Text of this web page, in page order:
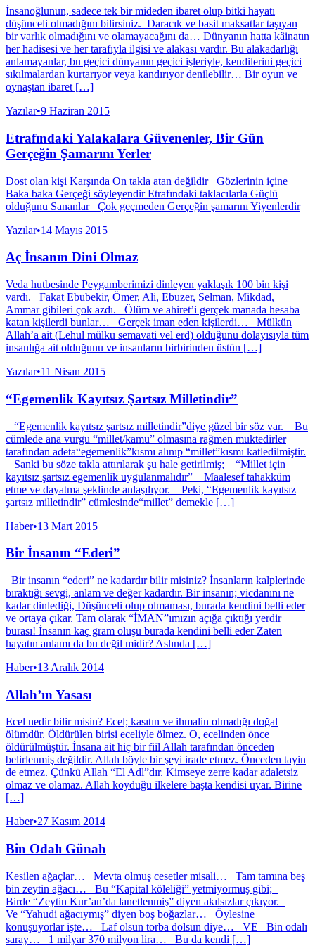
İnsanoğlunun, sadece tek bir mideden ibaret olup bitki hayatı
düşünceli olmadığını bilirsiniz. Daracık ve basit maksatlar taşıyan
bir varlık olmadığını ve olamayacağını da… Dünyanın hatta kâinatın
her hadisesi ve her tarafıyla ilgisi ve alakası vardır. Bu alakadarlığı
anlamayanlar, bu geçici dünyanın geçici işleriyle, kendilerini geçici
sıkılmalardan kurtarıyor veya kandırıyor denilebilir… Bir oyun ve
oynaştan ibaret […]
Yazılar•9 Haziran 2015
Etrafındaki Yalakalara Güvenenler, Bir Gün
Gerçeğin Şamarını Yerler
Dost olan kişi Karşında On takla atan değildir Gözlerinin içine
Baka baka Gerçeği söyleyendir Etrafındaki taklacılarla Güçlü
olduğunu Sananlar Çok geçmeden Gerçeğin şamarını Yiyenlerdir
Yazılar•14 Mayıs 2015
Aç İnsanın Dini Olmaz
Veda hutbesinde Peygamberimizi dinleyen yaklaşık 100 bin kişi
vardı. Fakat Ebubekir, Ömer, Ali, Ebuzer, Selman, Mikdad,
Ammar gibileri çok azdı. Ölüm ve ahiret’i gerçek manada hesaba
katan kişilerdi bunlar… Gerçek iman eden kişilerdi… Mülkün
Allah’a ait (Lehul mülku semavati vel erd) olduğunu dolayısıyla tüm
insanlığa ait olduğunu ve insanların birbirinden üstün […]
Yazılar•11 Nisan 2015
“Egemenlik Kayıtsız Şartsız Milletindir”
“Egemenlik kayıtsız şartsız milletindir”diye güzel bir söz var. Bu
cümlede ana vurgu “millet/kamu” olmasına rağmen muktedirler
tarafından adeta“egemenlik”kısmı alınıp “millet”kısmı katledilmiştir.
Sanki bu söze takla attırılarak şu hale getirilmiş; “Millet için
kayıtsız şartsız egemenlik uygulanmalıdır” Maalesef tahakküm
etme ve dayatma şeklinde anlaşılıyor. Peki, “Egemenlik kayıtsız
şartsız milletindir” cümlesinde“millet” demekle […]
Haber•13 Mart 2015
Bir İnsanın “Ederi”
Bir insanın “ederi” ne kadardır bilir misiniz? İnsanların kalplerinde
bıraktığı sevgi, anlam ve değer kadardır. Bir insanın; vicdanını ne
kadar dinlediği, Düşünceli olup olmaması, burada kendini belli eder
ve ortaya çıkar. Tam olarak “İMAN”ımızın açığa çıktığı yerdir
burası! İnsanın kaç gram oluşu burada kendini belli eder Zaten
hayatın anlamı da bu değil midir? Aslında […]
Haber•13 Aralık 2014
Allah’ın Yasası
Ecel nedir bilir misin? Ecel; kasıtın ve ihmalin olmadığı doğal
ölümdür. Öldürülen birisi eceliyle ölmez. O, ecelinden önce
öldürülmüştür. İnsana ait hiç bir fiil Allah tarafından önceden
belirlenmiş değildir. Allah böyle bir şeyi irade etmez. Önceden tayin
de etmez. Çünkü Allah “El Adl”dır. Kimseye zerre kadar adaletsiz
olmaz ve olamaz. Allah koyduğu ilkelere başta kendisi uyar. Birine
[…]
Haber•27 Kasım 2014
Bin Odalı Günah
Kesilen ağaçlar… Mevta olmuş cesetler misali… Tam tamına beş
bin zeytin ağacı… Bu “Kapital köleliği” yetmiyormuş gibi;
Birde “Zeytin Kur’an’da lanetlenmiş” diyen akılsızlar çıkıyor.
Ve “Yahudi ağacıymış” diyen boş boğazlar… Öylesine
konuşuyorlar işte… Laf olsun torba dolsun diye… VE Bin odalı
saray… 1 milyar 370 milyon lira… Bu da kendi […]